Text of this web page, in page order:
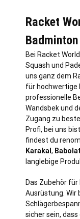
Racket
Bei Racket
Squash und
uns ganz dem
für hochwertige
professionelle
Wandsbek und
Zugang zu
Profi, bei uns
findest du
Karakal , Babolat
langlebige
Das Zubehör
Ausrüstung. Wir
sicher sein,